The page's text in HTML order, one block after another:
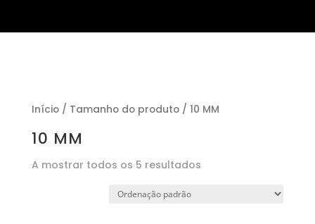
Início/ Tamanho do produto / 10 MM
10 MM
A mostrar todos os 5 resultados